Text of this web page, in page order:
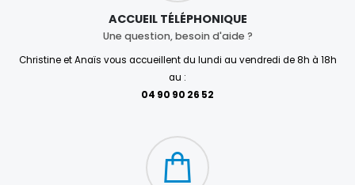
ACCUEIL TÉLÉPHONIQUE
Une question, besoin d'aide ?
Christine et Anaïs vous accueillent du lundi au vendredi de 8h à 18h
au :
04 90 90 26 52